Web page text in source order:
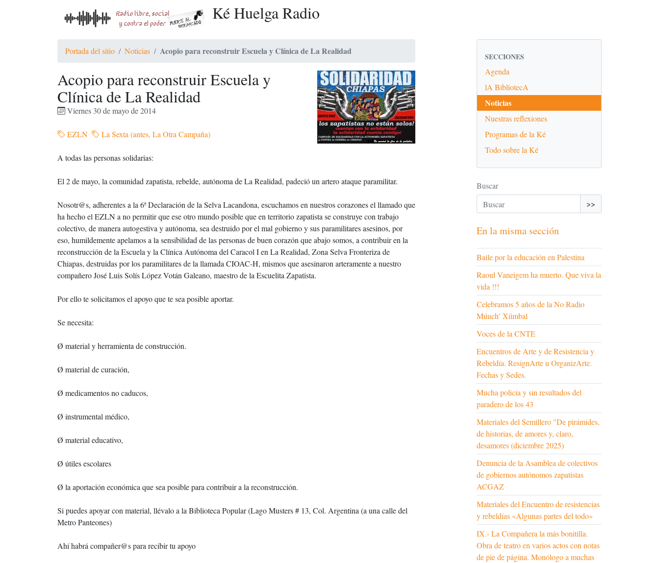
Ké Huelga Radio
Portada del sitio Noticias Acopio para reconstruir Escuela y Clínica de La Realidad
Acopio para reconstruir Escuela y
Clínica de La Realidad
Viernes 30 de mayo de 2014
EZLN La Sexta (antes, La Otra Campaña)
A todas las personas solidarias:
El 2 de mayo, la comunidad zapatista, rebelde, autónoma de La Realidad, padeció un artero ataque paramilitar.
Nosotr@s, adherentes a la 6ª Declaración de la Selva Lacandona, escuchamos en nuestros corazones el llamado que
ha hecho el EZLN a no permitir que ese otro mundo posible que en territorio zapatista se construye con trabajo
colectivo, de manera autogestiva y autónoma, sea destruido por el mal gobierno y sus paramilitares asesinos, por
eso, humildemente apelamos a la sensibilidad de las personas de buen corazón que abajo somos, a contribuir en la
reconstrucción de la Escuela y la Clínica Autónoma del Caracol I en La Realidad, Zona Selva Fronteriza de
Chiapas, destruidas por los paramilitares de la llamada CIOAC-H, mismos que asesinaron arteramente a nuestro
compañero José Luis Solís López Votán Galeano, maestro de la Escuelita Zapatista.
Por ello te solicitamos el apoyo que te sea posible aportar.
Se necesita:
Ø material y herramienta de construcción.
Ø material de curación,
Ø medicamentos no caducos,
Ø instrumental médico,
Ø material educativo,
Ø útiles escolares
Ø la aportación económica que sea posible para contribuir a la reconstrucción.
Si puedes apoyar con material, llévalo a la Biblioteca Popular (Lago Musters # 13, Col. Argentina (a una calle del
Metro Panteones)
Ahí habrá compañer@s para recibir tu apoyo
SECCIONES
Agenda
lA BibliotecA
Noticias
Nuestras reflexiones
Programas de la Ké
Todo sobre la Ké
Buscar
>>
En la misma sección
Baile por la educación en Palestina
Raoul Vaneigem ha muerto. Que viva la
vida !!!
Celebramos 5 años de la No Radio
Múuch’ Xíimbal
Voces de la CNTE
Encuentros de Arte y de Resistencia y
Rebeldía. ResignArte u OrganizArte.
Fechas y Sedes.
Mucha policía y sin resultados del
paradero de los 43
Materiales del Semillero "De pirámides,
de historias, de amores y, claro,
desamores (diciembre 2025)
Denuncia de la Asamblea de colectivos
de gobiernos autónomos zapatistas
ACGAZ
Materiales del Encuentro de resistencias
y rebeldías «Algunas partes del todo»
IX.- La Compañera la más bonitilla.
Obra de teatro en varios actos con notas
de pie de página. Monólogo a muchas